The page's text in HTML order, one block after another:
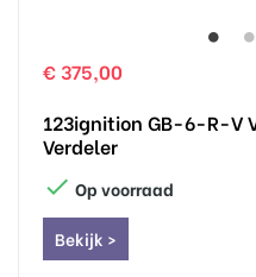
€ 375,00
123ignition GB-6-R-V
Verdeler
 Op voorraad
Bekijk >